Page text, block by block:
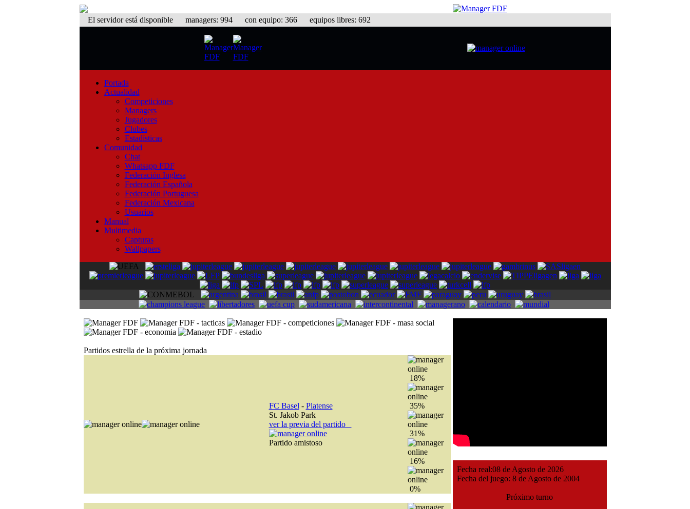
El servidor está disponiblemanagers: 994 con equipo: 366 equipos libres: 692
Portada
Actualidad
Competiciones
Managers
Jugadores
Clubes
Estadísticas
Comunidad
Chat
Whatsapp FDF
Federación Inglesa
Federación Española
Federación Portuguesa
Federación Mexicana
Usuarios
Manual
Multimedia
Capturas
Wallpapers
Partidos estrella de la próxima jornada
FC Basel - Platense
St. Jakob Park
ver la previa del partido
Partido amistoso
18%
35%
31%
16%
0%
Fecha real:08 de Agosto de 2026
Fecha del juego: 8 de Agosto de 2004
Próximo turno